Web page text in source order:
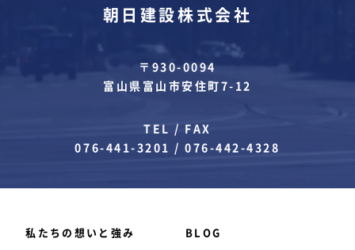
朝日建設株式会社
〒930-0094
富山県富山市安住町7-12
TEL / FAX
076-441-3201 /076-442-4328
私たちの想いと強み
BLOG